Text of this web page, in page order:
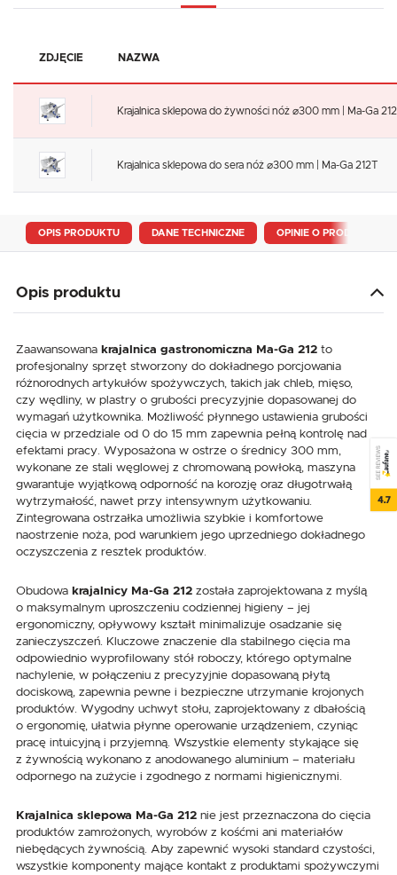
ZDJĘCIE NAZWA
Krajalnica sklepowa do żywności nóż ⌀300 mm | Ma-Ga 212
Krajalnica sklepowa do sera nóż ⌀300 mm | Ma-Ga 212T
OPIS PRODUKTU DANE TECHNICZNE OPINIE O PRODUKCIE
Opis produktu
Zaawansowana krajalnica gastronomiczna Ma-Ga 212 to
profesjonalny sprzęt stworzony do dokładnego porcjowania
różnorodnych artykułów spożywczych, takich jak chleb, mięso,
czy wędliny, w plastry o grubości precyzyjnie dopasowanej do
wymagań użytkownika. Możliwość płynnego ustawienia grubości
cięcia w przedziale od 0 do 15 mm zapewnia pełną kontrolę nad
efektami pracy. Wyposażona w ostrze o średnicy 300 mm,
wykonane ze stali węglowej z chromowaną powłoką, maszyna
gwarantuje wyjątkową odporność na korozję oraz długotrwałą
wytrzymałość, nawet przy intensywnym użytkowaniu.
Zintegrowana ostrzałka umożliwia szybkie i komfortowe
naostrzenie noża, pod warunkiem jego uprzedniego dokładnego
oczyszczenia z resztek produktów.
Obudowa krajalnicy Ma-Ga 212 została zaprojektowana z myślą
o maksymalnym uproszczeniu codziennej higieny – jej
ergonomiczny, opływowy kształt minimalizuje osadzanie się
zanieczyszczeń. Kluczowe znaczenie dla stabilnego cięcia ma
odpowiednio wyprofilowany stół roboczy, którego optymalne
nachylenie, w połączeniu z precyzyjnie dopasowaną płytą
dociskową, zapewnia pewne i bezpieczne utrzymanie krojonych
produktów. Wygodny uchwyt stołu, zaprojektowany z dbałością
o ergonomię, ułatwia płynne operowanie urządzeniem, czyniąc
pracę intuicyjną i przyjemną. Wszystkie elementy stykające się
z żywnością wykonano z anodowanego aluminium – materiału
odpornego na zużycie i zgodnego z normami higienicznymi.
Krajalnica sklepowa Ma-Ga 212 nie jest przeznaczona do cięcia
produktów zamrożonych, wyrobów z kośćmi ani materiałów
niebędących żywnością. Aby zapewnić wysoki standard czystości,
wszystkie komponenty mające kontakt z produktami spożywczymi
SEE REVIEWS
4.7